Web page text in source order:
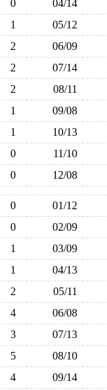
0
04/14
1
05/12
2
06/09
2
07/14
2
08/11
1
09/08
1
10/13
0
11/10
0 12/08
0
01/12
0
02/09
1
03/09
1
04/13
2
05/11
4
06/08
3
07/13
5
08/10
4
09/14